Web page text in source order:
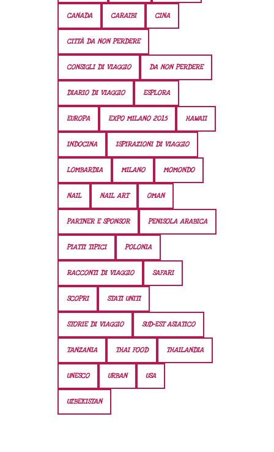
CANADA CARAIBI CINA
CITTÀ DA NON PERDERE
CONSIGLI DI VIAGGIO DA NON PERDERE
DIARIO DI VIAGGIO ESPLORA
EUROPA EXPO MILANO 2015 HAWAII
INDOCINA ISPIRAZIONI DI VIAGGIO
LOMBARDIA MILANO MOMONDO
NAIL NAIL ART OMAN
PARTNER E SPONSOR PENISOLA ARABICA
PIATTI TIPICI POLONIA
RACCONTI DI VIAGGIO SAFARI
SCOPRI STATI UNITI
STORIE DI VIAGGIO SUD-EST ASIATICO
TANZANIA THAI FOOD THAILANDIA
UNESCO URBAN USA
UZBEKISTAN